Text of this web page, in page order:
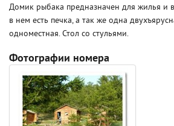
Домик рыбака предназначен для жилья и
в нем есть печка, а так же одна
одноместная. Стол со стульями.
Фотографии номера